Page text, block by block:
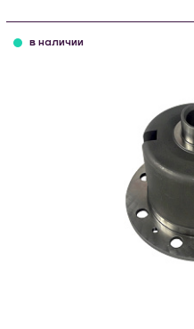
в наличии